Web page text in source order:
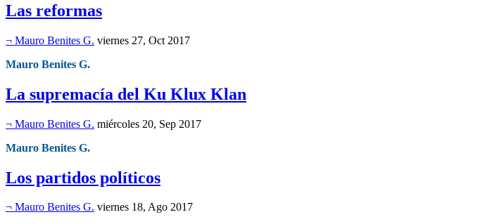
Las reformas
¬ Mauro Benites G. viernes 27, Oct 2017
Mauro Benites G.
La supremacía del Ku Klux Klan
¬ Mauro Benites G. miércoles 20, Sep 2017
Mauro Benites G.
Los partidos políticos
¬ Mauro Benites G. viernes 18, Ago 2017